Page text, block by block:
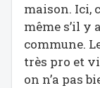
maison. Ici,
même s’il y
commune.
très pro et
on n’a pas